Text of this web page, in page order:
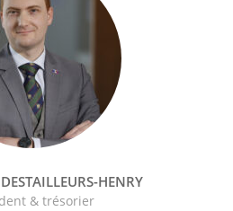
HENRY
& trésorier